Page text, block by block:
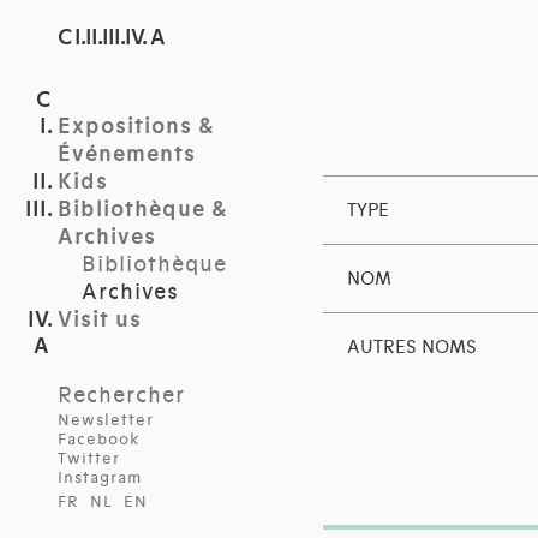
C I.II.III.IV. A
Expositions &
Événements
Kids
Bibliothèque &
Archives
Bibliothèque
Archives
Visit us
Rechercher
Newsletter
Facebook
Twitter
Instagram
FR
NL EN
TYPE
NOM
AUTRES NOMS